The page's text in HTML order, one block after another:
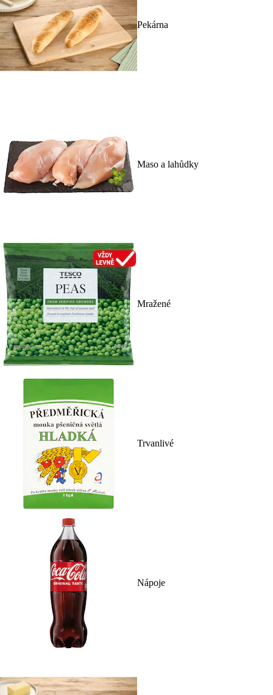
Pekárna
Maso a lahůdky
Mražené
Trvanlivé
Nápoje